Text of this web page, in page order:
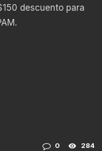
descuento para
0 284